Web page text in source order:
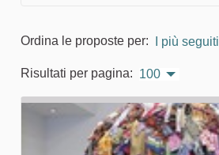
Ordina le proposte per: I più seguiti
Risultati per pagina: 100